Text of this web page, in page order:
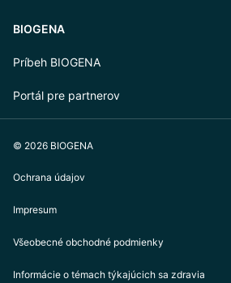
BIOGENA
Príbeh BIOGENA
Portál pre partnerov
© 2026 BIOGENA
Ochrana údajov
Impresum
Všeobecné obchodné podmienky
Informácie o témach týkajúcich sa zdravia